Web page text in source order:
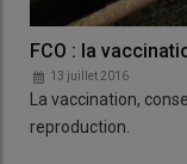
FCO : la
13 juillet 2016
La vaccination,
reproduction.